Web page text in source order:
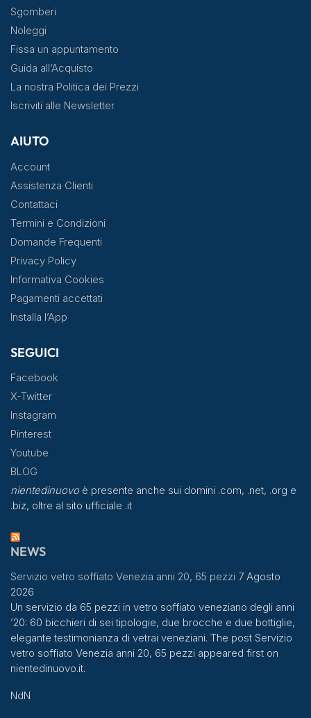
Sgomberi
Noleggi
Fissa un appuntamento
Guida all’Acquisto
La nostra Politica dei Prezzi
Iscriviti alle Newsletter
AIUTO
Account
Assistenza Clienti
Contattaci
Termini e Condizioni
Domande Frequenti
Privacy Policy
Informativa Cookies
Pagamenti accettati
Installa l’App
SEGUICI
Facebook
X-Twitter
Instagram
Pinterest
Youtube
BLOG
nientedinuovoè presente anche sui domini .com, .net, .org e
.biz, oltre al sito ufficiale .it
NEWS
Servizio vetro soffiato Venezia anni 20, 65 pezzi 7 Agosto
2026
Un servizio da 65 pezzi in vetro soffiato veneziano degli anni
’20: 60 bicchieri di sei tipologie, due brocche e due bottiglie,
elegante testimonianza di vetrai veneziani. The post Servizio
vetro soffiato Venezia anni 20, 65 pezzi appeared first on
nientedinuovo.it.
NdN